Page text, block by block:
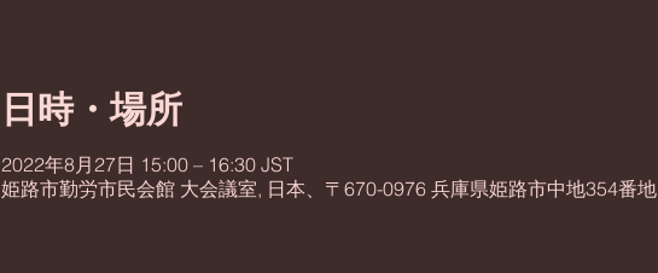
日時・場所
2022年8月27日 15:00 – 16:30 JST
姫路市勤労市民会館 大会議室, 日本、〒670-0976 兵庫県姫路市中地354番地